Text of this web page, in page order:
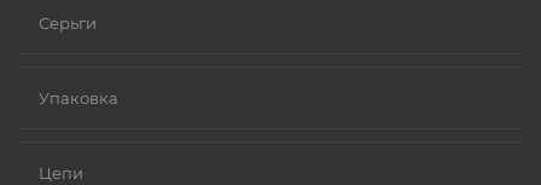
Серьги
Упаковка
Цепи